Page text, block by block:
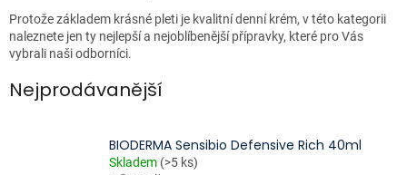
Protože základem krásné pleti je kvalitní denní krém, v této kategorii
naleznete jen ty nejlepší a nejoblíbenější přípravky, které pro Vás
vybrali naši odborníci.
Nejprodávanější
BIODERMA Sensibio Defensive Rich 40ml
Skladem (>5 ks)